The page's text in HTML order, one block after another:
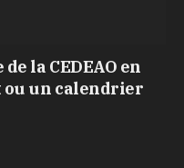
la CEDEAO en
ou un calendrier